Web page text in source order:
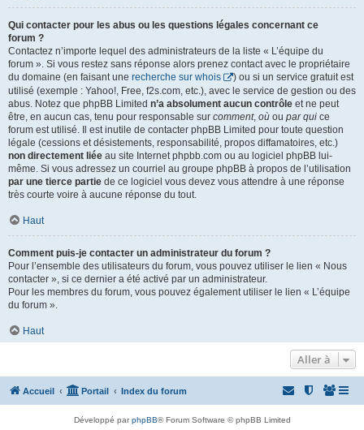
Qui contacter pour les abus ou les questions légales concernant ce
forum ?
Contactez n’importe lequel des administrateurs de la liste « L’équipe du
forum ». Si vous restez sans réponse alors prenez contact avec le propriétaire
du domaine (en faisant une recherche sur whois
) ou si un service gratuit est
utilisé (exemple : Yahoo!, Free, f2s.com, etc.), avec le service de gestion ou des
abus. Notez que phpBB Limited n’a absolument aucun contrôle et ne peut
être, en aucun cas, tenu pour responsable sur comment, où ou par qui ce
forum est utilisé. Il est inutile de contacter phpBB Limited pour toute question
légale (cessions et désistements, responsabilité, propos diffamatoires, etc.)
non directement liée au site Internet phpbb.com ou au logiciel phpBB lui-
même. Si vous adressez un courriel au groupe phpBB à propos de l’utilisation
par une tierce partie de ce logiciel vous devez vous attendre à une réponse
très courte voire à aucune réponse du tout.
Haut
Comment puis-je contacter un administrateur du forum ?
Pour l’ensemble des utilisateurs du forum, vous pouvez utiliser le lien « Nous
contacter », si ce dernier a été activé par un administrateur.
Pour les membres du forum, vous pouvez également utiliser le lien « L’équipe
du forum ».
Haut
Aller à
Accueil Portail Index du forum
Développé parphpBB® Forum Software © phpBB Limited